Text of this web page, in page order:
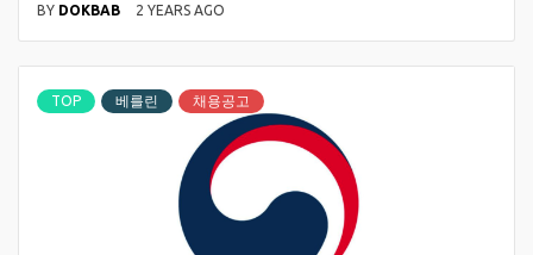
BY DOKBAB 2 YEARS AGO
TOP 베를린 채용공고